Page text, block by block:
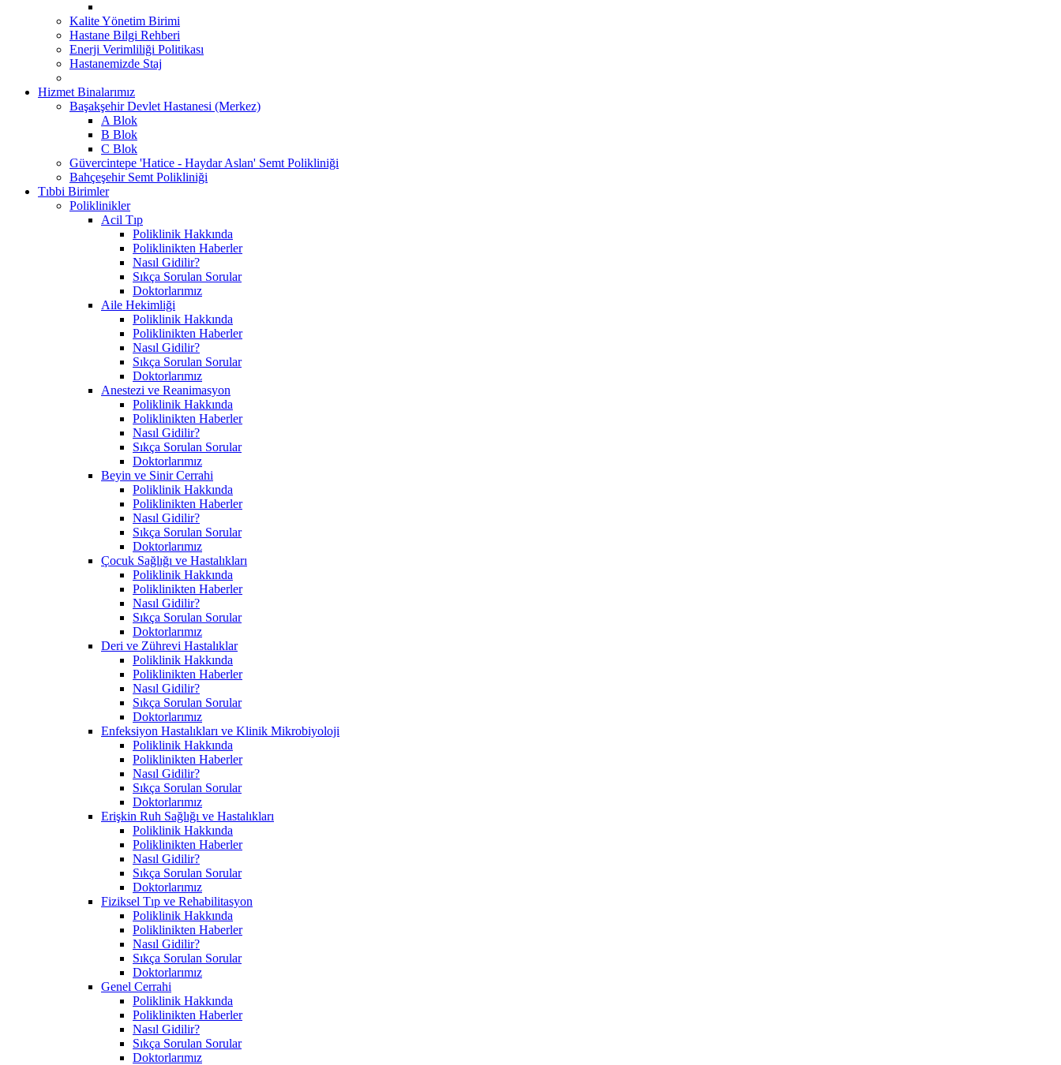
Kalite Yönetim Birimi
Hastane Bilgi Rehberi
Enerji Verimliliği Politikası
Hastanemizde Staj
Hizmet Binalarımız
Başakşehir Devlet Hastanesi (Merkez)
A Blok
B Blok
C Blok
Güvercintepe 'Hatice - Haydar Aslan' Semt Polikliniği
Bahçeşehir Semt Polikliniği
Tıbbi Birimler
Poliklinikler
Acil Tıp
Poliklinik Hakkında
Poliklinikten Haberler
Nasıl Gidilir?
Sıkça Sorulan Sorular
Doktorlarımız
Aile Hekimliği
Poliklinik Hakkında
Poliklinikten Haberler
Nasıl Gidilir?
Sıkça Sorulan Sorular
Doktorlarımız
Anestezi ve Reanimasyon
Poliklinik Hakkında
Poliklinikten Haberler
Nasıl Gidilir?
Sıkça Sorulan Sorular
Doktorlarımız
Beyin ve Sinir Cerrahi
Poliklinik Hakkında
Poliklinikten Haberler
Nasıl Gidilir?
Sıkça Sorulan Sorular
Doktorlarımız
Çocuk Sağlığı ve Hastalıkları
Poliklinik Hakkında
Poliklinikten Haberler
Nasıl Gidilir?
Sıkça Sorulan Sorular
Doktorlarımız
Deri ve Zührevi Hastalıklar
Poliklinik Hakkında
Poliklinikten Haberler
Nasıl Gidilir?
Sıkça Sorulan Sorular
Doktorlarımız
Enfeksiyon Hastalıkları ve Klinik Mikrobiyoloji
Poliklinik Hakkında
Poliklinikten Haberler
Nasıl Gidilir?
Sıkça Sorulan Sorular
Doktorlarımız
Erişkin Ruh Sağlığı ve Hastalıkları
Poliklinik Hakkında
Poliklinikten Haberler
Nasıl Gidilir?
Sıkça Sorulan Sorular
Doktorlarımız
Fiziksel Tıp ve Rehabilitasyon
Poliklinik Hakkında
Poliklinikten Haberler
Nasıl Gidilir?
Sıkça Sorulan Sorular
Doktorlarımız
Genel Cerrahi
Poliklinik Hakkında
Poliklinikten Haberler
Nasıl Gidilir?
Sıkça Sorulan Sorular
Doktorlarımız